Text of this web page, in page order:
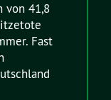
von 41,8
Fast